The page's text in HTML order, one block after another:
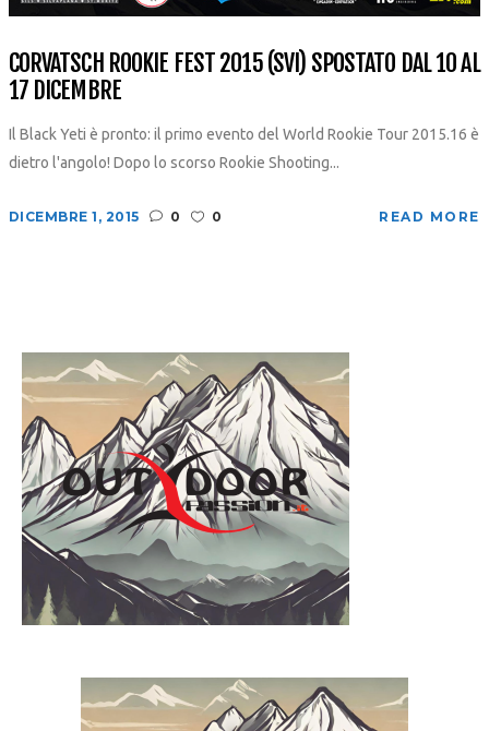
CORVATSCH ROOKIE FEST 2015 (SVI) SPOSTATO DAL 10 AL
17 DICEMBRE
Il Black Yeti è pronto: il primo evento del World Rookie Tour 2015.16 è
dietro l'angolo! Dopo lo scorso Rookie Shooting...
DICEMBRE 1, 2015 0 0 READ MORE